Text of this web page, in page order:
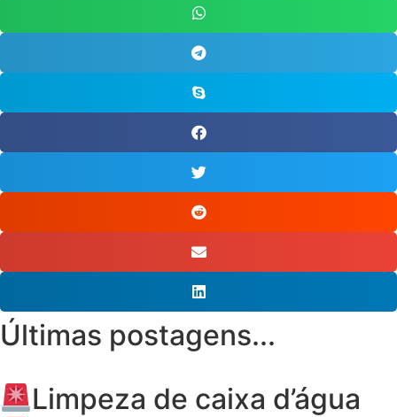
Últimas postagens...
Limpeza de caixa d’água